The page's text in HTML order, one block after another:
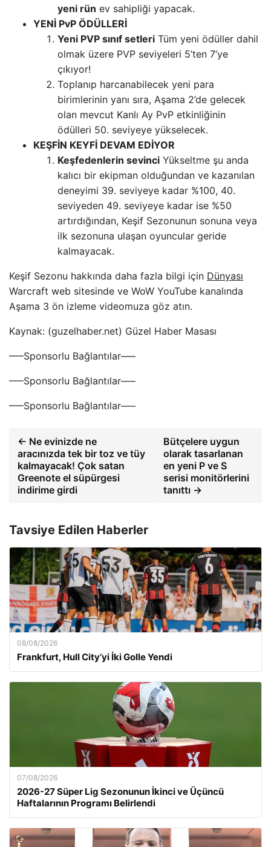
yeni rün ev sahipliği yapacak.
YENİ PvP ÖDÜLLERİ
Yeni PVP sınıf setleri Tüm yeni ödüller dahil
olmak üzere PVP seviyeleri 5’ten 7’ye
çıkıyor!
Toplanıp harcanabilecek yeni para
birimlerinin yanı sıra, Aşama 2’de gelecek
olan mevcut Kanlı Ay PvP etkinliğinin
ödülleri 50. seviyeye yükselecek.
KEŞFİN KEYFİ DEVAM EDİYOR
Keşfedenlerin sevinci Yükseltme şu anda
kalıcı bir ekipman olduğundan ve kazanılan
deneyimi 39. seviyeye kadar %100, 40.
seviyeden 49. seviyeye kadar ise %50
artırdığından, Keşif Sezonunun sonuna veya
ilk sezonuna ulaşan oyuncular geride
kalmayacak.
Keşif Sezonu hakkında daha fazla bilgi için Dünyası
Warcraft web sitesinde ve WoW YouTube kanalında
Aşama 3 ön izleme videomuza göz atın.
Kaynak: (guzelhaber.net) Güzel Haber Masası
—–Sponsorlu Bağlantılar—–
—–Sponsorlu Bağlantılar—–
—–Sponsorlu Bağlantılar—–
← Ne evinizde ne
aracınızda tek bir toz ve tüy
kalmayacak! Çok satan
Greenote el süpürgesi
indirime girdi
Bütçelere uygun
olarak tasarlanan
en yeni P ve S
serisi monitörlerini
tanıttı →
Tavsiye Edilen Haberler
08/08/2026
Frankfurt, Hull City’yi İki Golle Yendi
07/08/2026
2026-27 Süper Lig Sezonunun İkinci ve Üçüncü
Haftalarının Programı Belirlendi